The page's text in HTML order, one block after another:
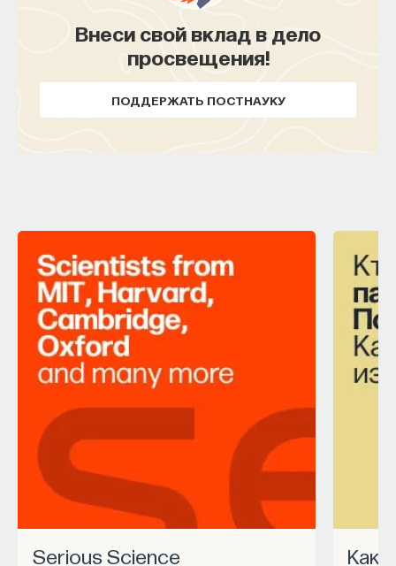
Внеси свой вклад в дело
просвещения!
ПОДДЕРЖАТЬ ПОСТНАУКУ
Serious Science Как запустить спецпроект